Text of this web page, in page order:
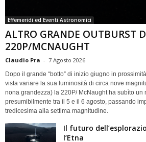
Effemeridi ed Eventi Astronomici
ALTRO GRANDE OUTBURST
220P/MCNAUGHT
Claudio Pra - 7 Agosto 2026
Dopo il grande “botto” di inizio giugno in
vista variare la sua luminosità di circa nove
nona grandezza) la 220P/ McNaught ha subìto un
presumibilmente tra il 5 e il 6 agosto, passando
tredicesima alla settima magnitudine.
Il futuro
l’Etna